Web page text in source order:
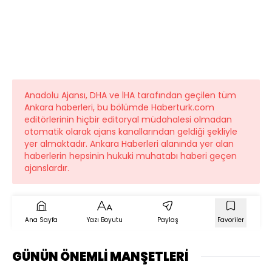
Anadolu Ajansı, DHA ve İHA tarafından geçilen tüm
Ankara haberleri, bu bölümde Haberturk.com
editörlerinin hiçbir editoryal müdahalesi olmadan
otomatik olarak ajans kanallarından geldiği şekliyle
yer almaktadır. Ankara Haberleri alanında yer alan
haberlerin hepsinin hukuki muhatabı haberi geçen
ajanslardır.
Ana Sayfa Yazı Boyutu Paylaş Favoriler
GÜNÜN ÖNEMLİ MANŞETLERİ